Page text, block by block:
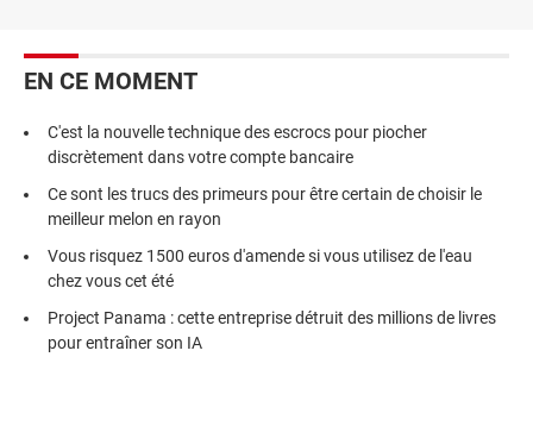
EN CE MOMENT
C'est la nouvelle technique des escrocs pour piocher
discrètement dans votre compte bancaire
Ce sont les trucs des primeurs pour être certain de choisir le
meilleur melon en rayon
Vous risquez 1500 euros d'amende si vous utilisez de l'eau
chez vous cet été
Project Panama : cette entreprise détruit des millions de livres
pour entraîner son IA